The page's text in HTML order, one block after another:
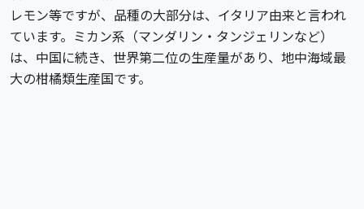
レモン等ですが、品種の大部分は、イタリア由来と言われ
ています。ミカン系（マンダリン・タンジェリンなど）
は、中国に続き、世界第二位の生産量があり、地中海域最
大の柑橘類生産国です。